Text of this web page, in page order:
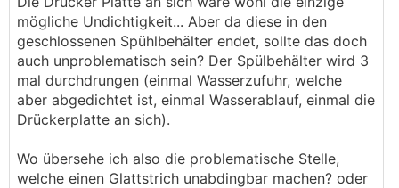
mögliche Undichtigkeit... Aber da diese in den
geschlossenen Spühlbehälter endet, sollte das doch
auch unproblematisch sein? Der Spülbehälter wird 3
mal durchdrungen (einmal Wasserzufuhr, welche
aber abgedichtet ist, einmal Wasserablauf, einmal die
Drückerplatte an sich).
Wo übersehe ich also die problematische Stelle,
welche einen Glattstrich unabdingbar machen? oder